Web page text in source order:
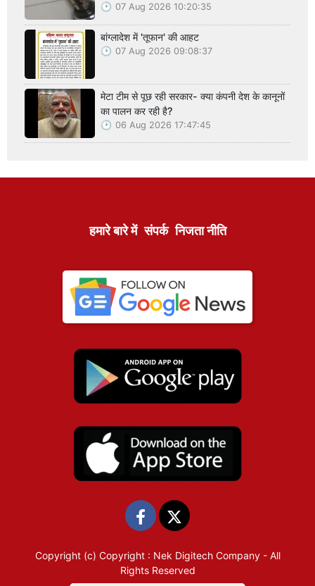
07 Aug 2026 10:20:35
बांग्लादेश में 'तूफान' की आहट
07 Aug 2026 09:08:37
मेटा टीम से पूछ रही सरकार- क्या कंपनी देश के कानूनों
का पालन कर रही है?
06 Aug 2026 17:47:45
हमारे बारे में संपर्क निजता नीति
Copyright (c) Copyright : Nek Digitech Company- All
Rights Reserved